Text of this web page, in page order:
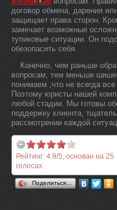
договор обмена, дарения
защищает права сторон.
замечает возможные
тупиковые ситуации. Он
обезопасить себя.
Конечно, чем раньше
вопросам, тем меньше
понимаем ,что не всегда
Поэтому юристы нашей
любой стадии. Мы готовы
поддержку клиента,
рассмотрении каждой
Рейтинг: 4.9/5, основан на 25
голосах.
Поделиться…